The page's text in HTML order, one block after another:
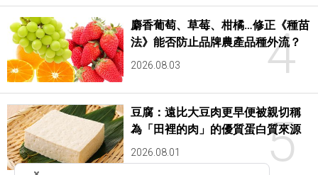
4
麝香葡萄、草莓、柑橘…修正《種苗
法》能否防止品牌農產品種外流？
2026.08.03
5
豆腐：遠比大豆肉更早便被親切稱
為「田裡的肉」的優質蛋白質來源
2026.08.01